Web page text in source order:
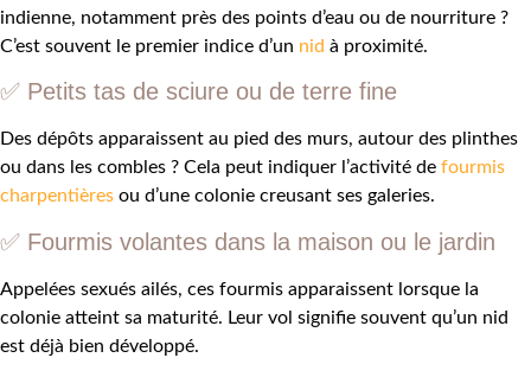
indienne, notamment près des points d’eau ou de nourriture ?
C’est souvent le premier indice d’un nid à proximité.
✅ Petits tas de sciure ou de terre fine
Des dépôts apparaissent au pied des murs, autour des plinthes
ou dans les combles ? Cela peut indiquer l’activité de fourmis
charpentières ou d’une colonie creusant ses galeries.
✅ Fourmis volantes dans la maison ou le jardin
Appelées sexués ailés, ces fourmis apparaissent lorsque la
colonie atteint sa maturité. Leur vol signifie souvent qu’un nid
est déjà bien développé.